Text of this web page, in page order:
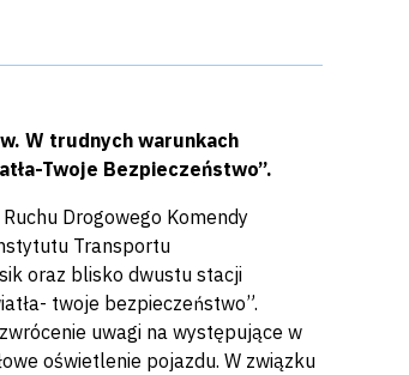
W trudnych warunkach
Twoje Bezpieczeństwo”.
Drogowego Komendy
Transportu
oraz blisko dwustu stacji
twoje bezpieczeństwo”.
uwagi na występujące w
oświetlenie pojazdu. W związku